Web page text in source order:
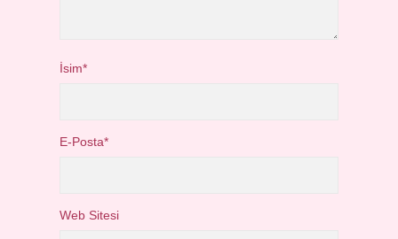
İsim*
E-Posta*
Web Sitesi